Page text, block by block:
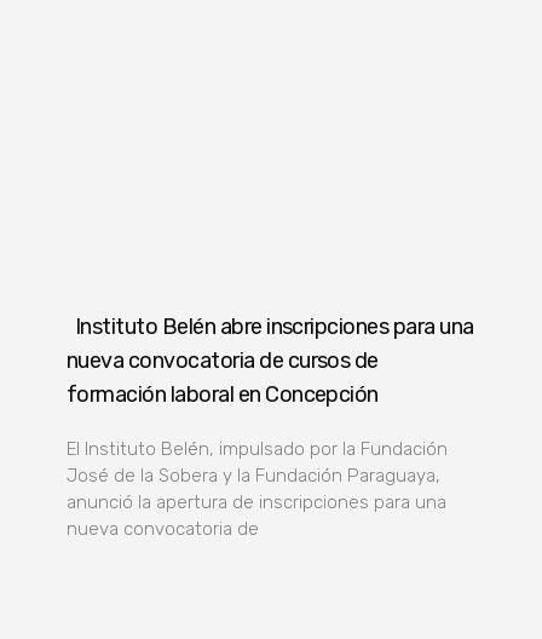
Instituto Belén abre inscripciones para una
nueva convocatoria de cursos de
formación laboral en Concepción
El Instituto Belén, impulsado por la Fundación
José de la Sobera y la Fundación Paraguaya,
anunció la apertura de inscripciones para una
nueva convocatoria de